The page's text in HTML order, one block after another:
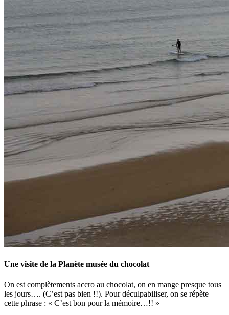
Une visite de la Planète musée du chocolat
On est complètements accro au chocolat, on en mange presque tous
les jours…. (C’est pas bien !!). Pour déculpabiliser, on se répète
cette phrase : « C’est bon pour la mémoire…!! »